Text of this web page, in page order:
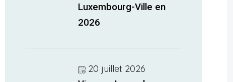
Luxembourg-Ville en
2026
20 juillet 2026